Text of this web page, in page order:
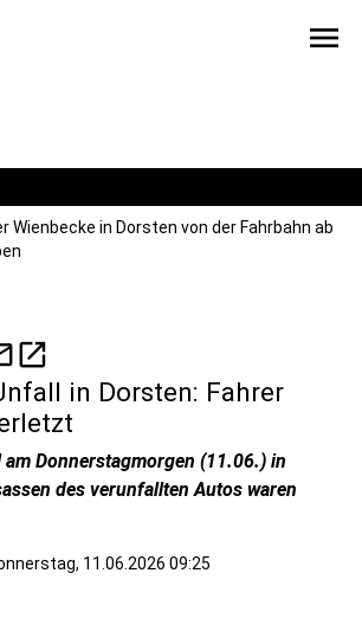
menu
Wienbecke in Dorsten von der Fahrbahn ab
open_in_new
in Dorsten: Fahrer
Donnerstagmorgen (11.06.) in
des verunfallten Autos waren
11.06.2026 09:25